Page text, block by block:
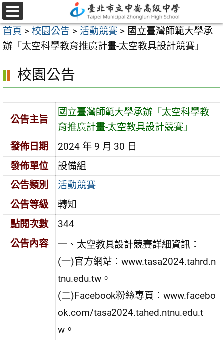
跳
至
主
要
容
選
單
首頁 > 校園公告 > 活動競賽 > 國立臺灣師範大學承
辦「太空科學教育推廣計畫-太空教具設計競賽」
校園公告
公告主旨
國立臺灣師範大學承辦「太空科學教
育推廣計畫-太空教具設計競賽」
發佈日期
2024 年 9 月 30 日
發佈單位
設備組
公告類別
活動競賽
公告等級
轉知
點閱次數
344
公告內容
一、太空教具設計競賽詳細資訊：
(一)官方網站：www.tasa2024.tahrd.n
tnu.edu.tw。
(二)Facebook粉絲專頁：www.facebo
ok.com/tasa2024.tahed.ntnu.edu.t
w。